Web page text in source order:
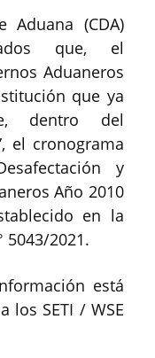
Aduana (CDA)
que, el
Aduaneros
que ya
dentro del
el cronograma
y
Año 2010
en la
5043/2021.
está
los SETI / WSE